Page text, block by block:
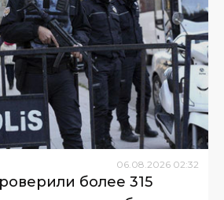
06 08 2026 02:32
более 315